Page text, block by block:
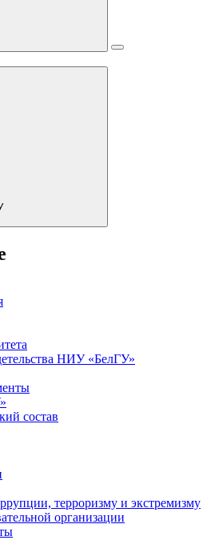
НИУ «БелГУ»
состав
терроризму и экстремизму
организации